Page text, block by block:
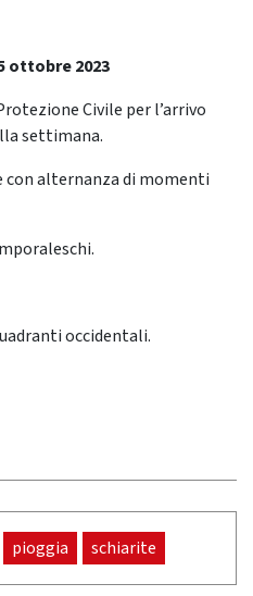
ottobre 2023
Civile per l’arrivo
settimana.
con alternanza di momenti
occidentali.
pioggia schiarite